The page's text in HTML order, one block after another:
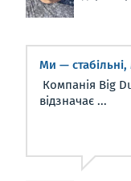
Ми —
Компанія Big
відзначає ...